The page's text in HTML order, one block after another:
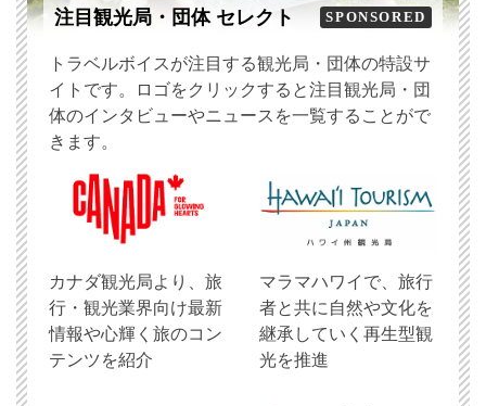
注目観光局・団体 セレクト SPONSORED
トラベルボイスが注目する観光局・団体の特設サ
イトです。ロゴをクリックすると注目観光局・団
体のインタビューやニュースを一覧することがで
きます。
​カナダ観光局より、旅
行・観光業界向け最新
情報や心輝く旅のコン
テンツを紹介
マラマハワイで、旅行
者と共に自然や文化を
継承していく再生型観
光を推進